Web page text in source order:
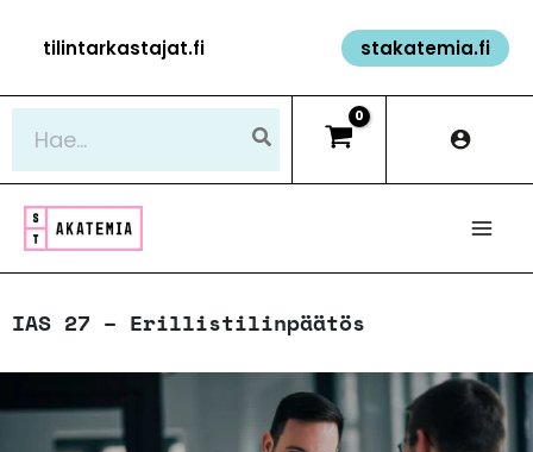
sisältöön
tilintarkastajat.fi stakatemia.fi
IAS 27 – Erillistilinpäätös